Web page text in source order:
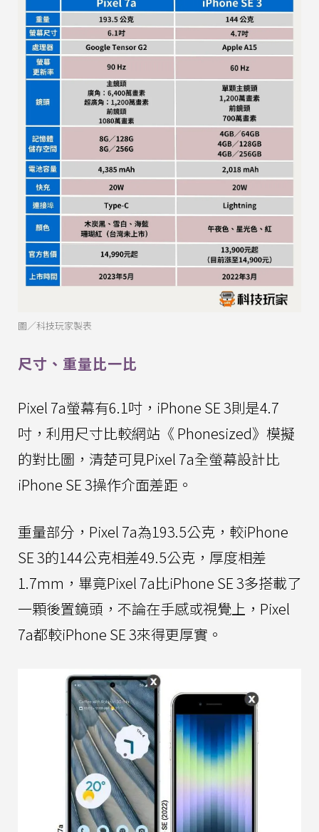
圖／科技玩家製表
尺寸、重量比一比
Pixel 7a螢幕有6.1吋，iPhone SE 3則是4.7
吋，利用尺寸比較網站《 Phonesized》模擬
的對比圖，清楚可見Pixel 7a全螢幕設計比
iPhone SE 3操作介面差距。
重量部分，Pixel 7a為193.5公克，較iPhone
SE 3的144公克相差49.5公克，厚度相差
1.7mm，畢竟Pixel 7a比iPhone SE 3多搭載了
一顆後置鏡頭，不論在手感或視覺上，Pixel
7a都較iPhone SE 3來得更厚實。